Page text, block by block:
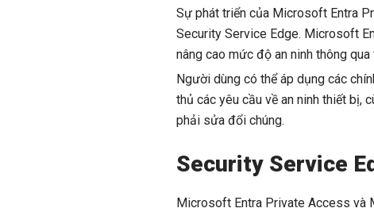
Sự phát triển của Microsoft Entra
Security Service Edge. Microsoft
nâng cao mức độ an ninh thông
Người dùng có thể áp dụng các
thủ các yêu cầu về an ninh thiết bị,
phải sửa đổi chúng.
Security Service
Microsoft Entra Private Access